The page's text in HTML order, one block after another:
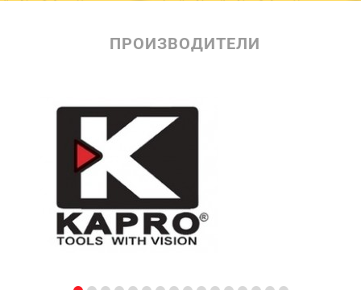
ПРОИЗВОДИТЕЛИ